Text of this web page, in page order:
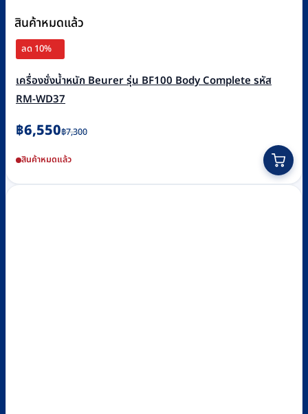
สินค้าหมดแล้ว
ลด 10%
เครื่องชั่งน้ำหนัก Beurer รุ่น BF100 Body Complete รหัส
RM-WD37
฿7,300
Original
was:
฿7,300.
฿6,550
Current
is:
฿6,550.
สินค้าหมดแล้ว